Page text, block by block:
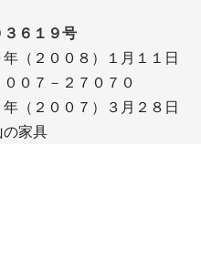
６１９号
（２００８）１月１１日
０７－２７０７０
（２００７）３月２８日
の家具